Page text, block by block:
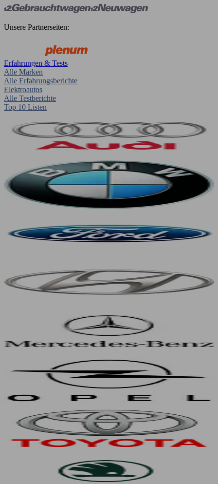
Unsere Partnerseiten:
Erfahrungen & Tests
Alle Marken
Alle Erfahrungsberichte
Elektroautos
Alle Testberichte
Top 10 Listen